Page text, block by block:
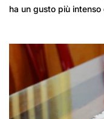
ha un gusto più